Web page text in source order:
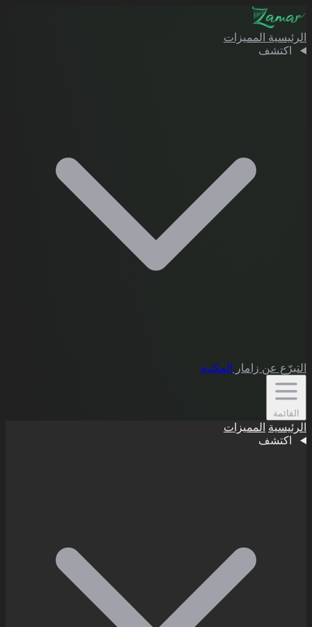
الرئيسية المميزات
اكتشف
التبرّع عن زامار المكتبة
القائمة
الرئيسية المميزات
اكتشف